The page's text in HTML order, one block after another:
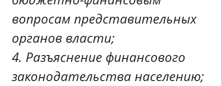
вопросам представительных
органов власти;
4. Разъяснение финансового
законодательства населению;